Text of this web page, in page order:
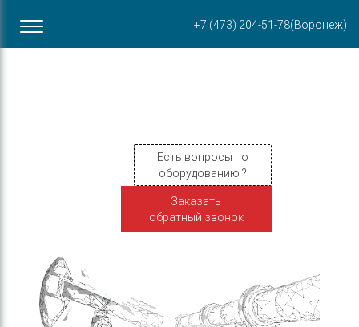
+7 (473) 204-51-78(Воронеж)
ул. Пирогова, 87Б
Есть вопросы по
оборудованию ?
Заказать
обратный звонок